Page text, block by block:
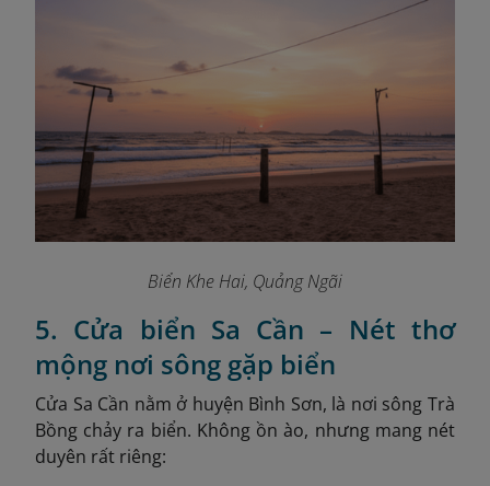
Biển Khe Hai, Quảng Ngãi
5. Cửa biển Sa Cần – Nét thơ
mộng nơi sông gặp biển
Cửa Sa Cần nằm ở huyện Bình Sơn, là nơi sông Trà
Bồng chảy ra biển. Không ồn ào, nhưng mang nét
duyên rất riêng: